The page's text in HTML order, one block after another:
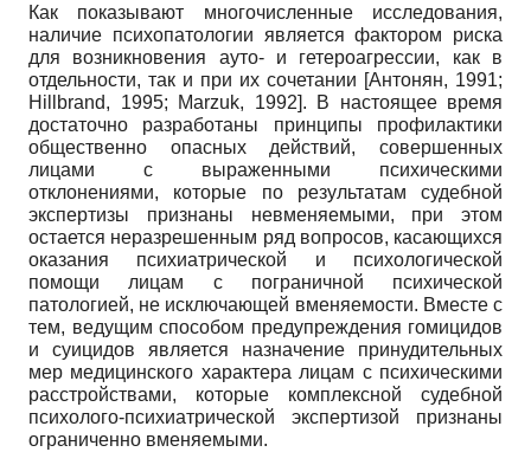
Как показывают многочисленные исследования,
наличие психопатологии является фактором риска
для возникновения ауто- и гетероагрессии, как в
отдельности, так и при их сочетании [Антонян, 1991;
Hillbrand, 1995; Marzuk, 1992]. В настоящее время
достаточно разработаны принципы профилактики
общественно опасных действий, совершенных
лицами с выраженными психическими
отклонениями, которые по результатам судебной
экспертизы признаны невменяемыми, при этом
остается неразрешенным ряд вопросов, касающихся
оказания психиатрической и психологической
помощи лицам с пограничной психической
патологией, не исключающей вменяемости. Вместе с
тем, ведущим способом предупреждения гомицидов
и суицидов является назначение принудительных
мер медицинского характера лицам с психическими
расстройствами, которые комплексной судебной
психолого-психиатрической экспертизой признаны
ограниченно вменяемыми.